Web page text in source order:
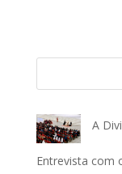
A
Entrevista com